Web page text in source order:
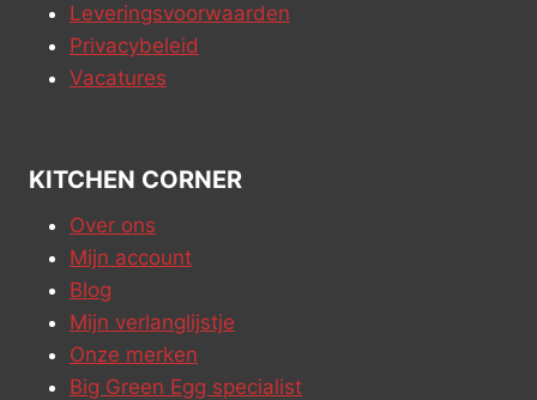
Leveringsvoorwaarden
Privacybeleid
Vacatures
KITCHEN CORNER
Over ons
Mijn account
Blog
Mijn verlanglijstje
Onze merken
Big Green Egg specialist